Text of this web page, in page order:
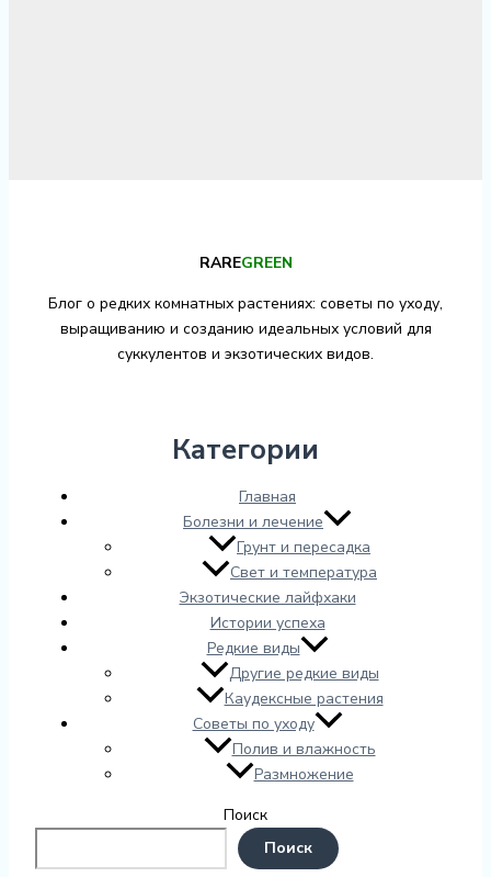
RAREGREEN
Блог о редких комнатных растениях: советы по уходу,
выращиванию и созданию идеальных условий для
суккулентов и экзотических видов.
Категории
Главная
Болезни и лечение
Грунт и пересадка
Свет и температура
Экзотические лайфхаки
Истории успеха
Редкие виды
Другие редкие виды
Каудексные растения
Советы по уходу
Полив и влажность
Размножение
Поиск
Поиск